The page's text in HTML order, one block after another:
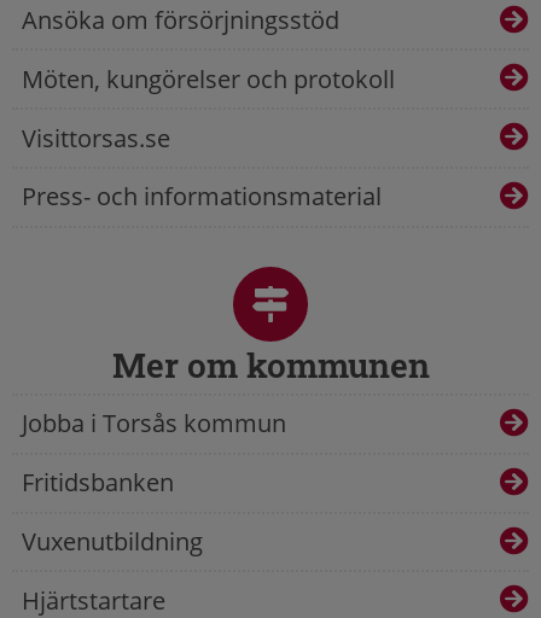
Ansöka om försörjningsstöd
Möten, kungörelser och protokoll
Visittorsas.se
Press- och informationsmaterial
Mer om kommunen
Jobba i Torsås kommun
Fritidsbanken
Vuxenutbildning
Hjärtstartare